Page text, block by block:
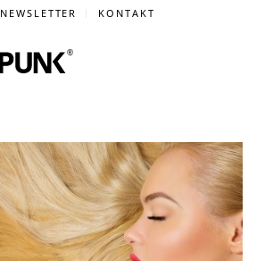
NEWSLETTER KONTAKT